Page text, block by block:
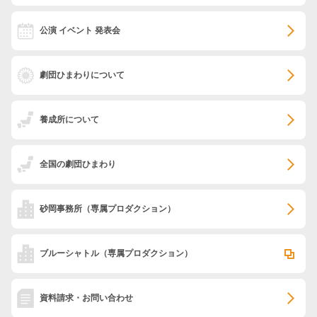
公演 イベント 発表会
劇団ひまわりについて
養成所について
全国の劇団ひまわり
砂岡事務所 （専属プロダクション）
ブルーシャトル（専属プロダクション）
資料請求・お問い合わせ